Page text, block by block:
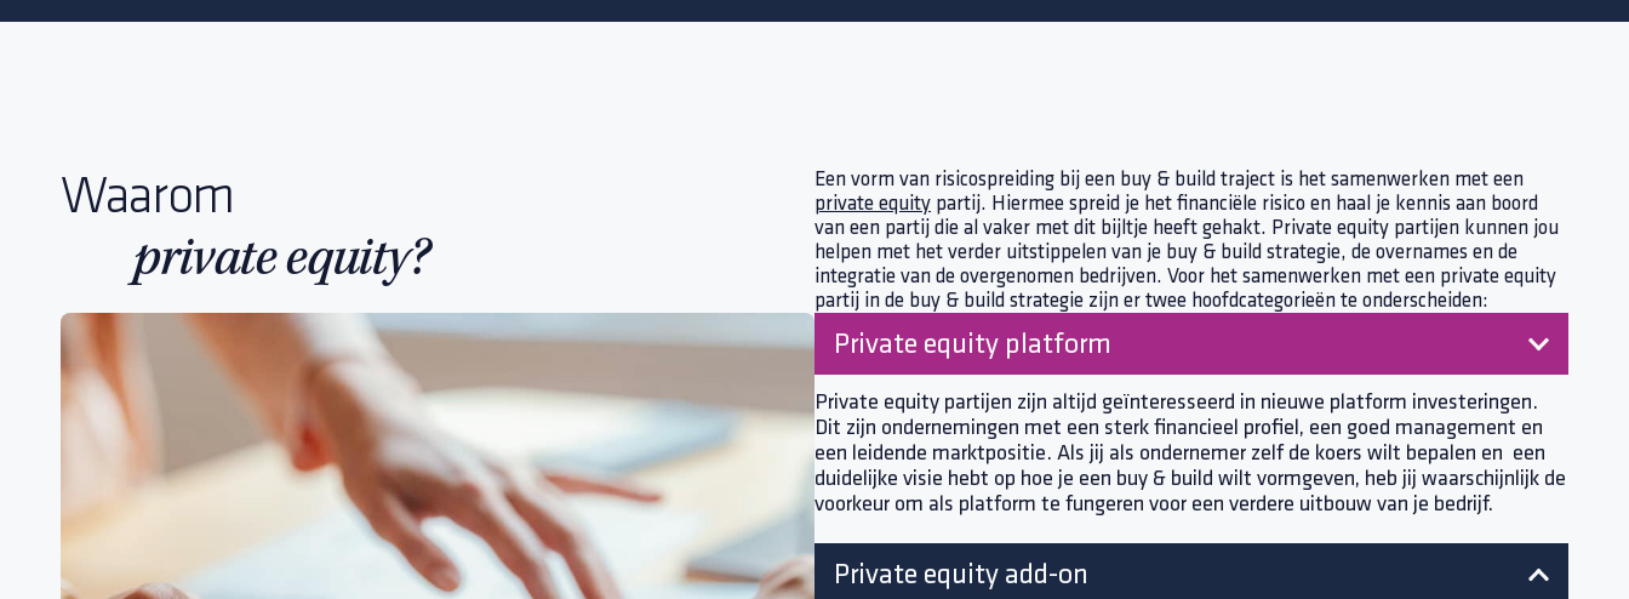
Waarom
private equity?
Een vorm van risicospreiding bij een buy & build traject is het samenwerken met een
private equity partij. Hiermee spreid je het financiële risico en haal je kennis aan boord
van een partij die al vaker met dit bijltje heeft gehakt. Private equity partijen kunnen jou
helpen met het verder uitstippelen van je buy & build strategie, de overnames en de
integratie van de overgenomen bedrijven. Voor het samenwerken met een private equity
partij in de buy & build strategie zijn er twee hoofdcategorieën te onderscheiden:
Private equity platform
Private equity partijen zijn altijd geïnteresseerd in nieuwe platform investeringen.
Dit zijn ondernemingen met een sterk financieel profiel, een goed management en
een leidende marktpositie. Als jij als ondernemer zelf de koers wilt bepalen en een
duidelijke visie hebt op hoe je een buy & build wilt vormgeven, heb jij waarschijnlijk de
voorkeur om als platform te fungeren voor een verdere uitbouw van je bedrijf.
Private equity add-on